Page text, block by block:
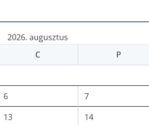
2026. augusztus
C P
6 7
13 14